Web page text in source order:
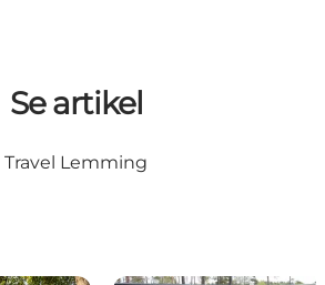
Se artikel
Travel Lemming